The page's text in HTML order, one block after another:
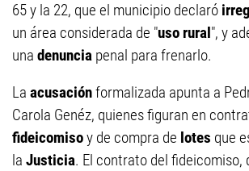
65 y la 22, que el municipio declaró
un área considerada de "uso rural", y
una denuncia penal para frenarlo.
La acusaciónformalizada apunta a
Carola Genéz, quienes figuran en
fideicomisoy de compra de lotes que
la Justicia. El contrato del fideicomiso,